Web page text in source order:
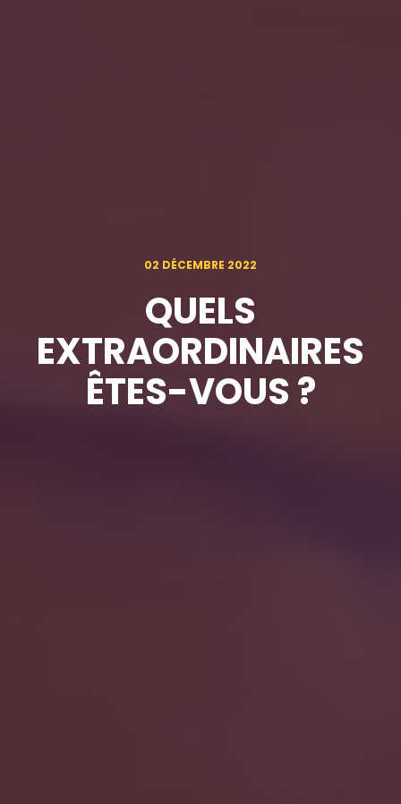
02 DÉCEMBRE 2022
QUELS
EXTRAORDINAIRES
ÊTES-VOUS ?